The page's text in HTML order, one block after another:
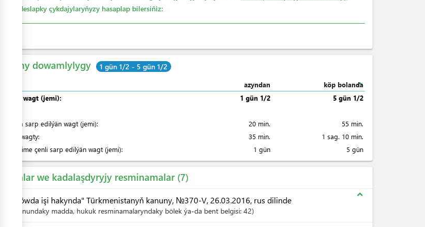
öz deslapky çykdajylaryňyzy hasaplap bilersiňiz:
Umumy dowamlylygy 1 gün 1/2 - 5 gün 1/2
expand_less
azyndan
köp bolanda
Umumy wagt (jemi):
1 gün 1/2
5 gün 1/2
Nobatda sarp edilýän wagt (jemi):
20 min.
55 min.
Hyzmat wagty:
35 min.
1 sag. 10 min.
Indiki ädime çenli sarp edilýän wagt (jemi):
1 gün 5 gün
Kanunlar we kadalaşdyryjy resminamalar 7
expand_less
"Söwda işi hakynda" Türkmenistanyň kanuny, №370-V, 26.03.2016, rus dilinde
Kanundaky madda, hukuk resminamalaryndaky bölek ýa-da bent belgisi: 42